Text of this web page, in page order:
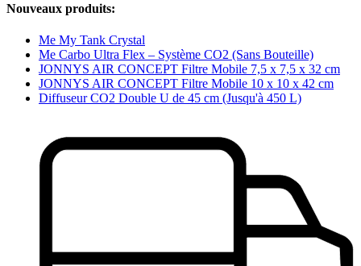
Nouveaux produits:
Me My Tank Crystal
Me Carbo Ultra Flex – Système CO2 (Sans Bouteille)
JONNYS AIR CONCEPT Filtre Mobile 7,5 x 7,5 x 32 cm
JONNYS AIR CONCEPT Filtre Mobile 10 x 10 x 42 cm
Diffuseur CO2 Double U de 45 cm (Jusqu'à 450 L)